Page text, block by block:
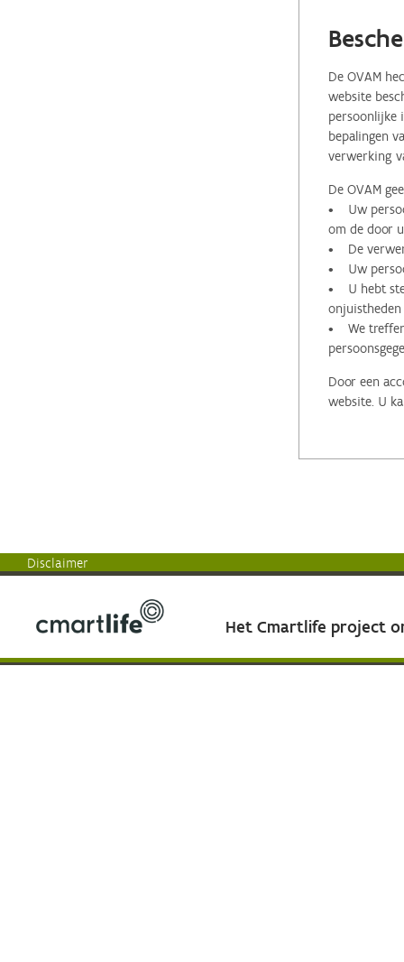
De OVAM
website
persoonlijke
bepalingen
verwerking
De OVAM
• Uw
om de door
• De
• Uw
• U hebt
onjuistheden
• We treffen
Door een
website. U
Disclaimer
Het Cmartlife project